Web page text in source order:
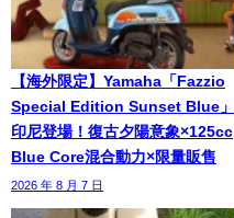
【海外限定】Yamaha「Fazzio
Special Edition Sunset Blue」
印尼登場！復古夕陽意象×125cc
Blue Core混合動力×限量販售
2026 年 8 月 7 日